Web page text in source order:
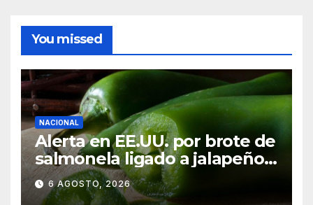
You missed
NACIONAL
Alerta en EE.UU. por brote de
salmonela ligado a jalapeños
mexicanos; reportan 345
casos
6 AGOSTO, 2026